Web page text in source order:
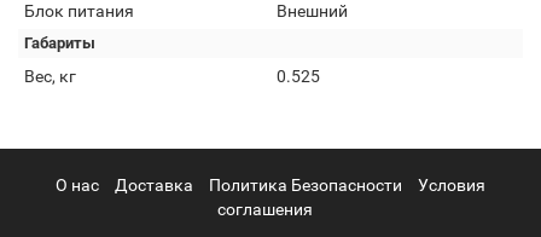
Блок питания
Внешний
Габариты
Вес, кг 0.525
О нас Доставка Политика Безопасности
Условия
соглашения